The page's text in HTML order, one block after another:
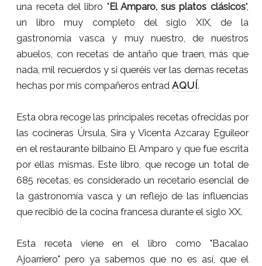
una receta del libro "El Amparo, sus platos clásicos",
un libro muy completo del siglo XIX, de la
gastronomía vasca y muy nuestro, de nuestros
abuelos, con recetas de antaño que traen, más que
nada, mil recuerdos y si queréis ver las demas recetas
hechas por mis compañeros entradAQUÍ.
Esta obra recoge las principales recetas ofrecidas por
las cocineras Úrsula, Sira y Vicenta Azcaray Eguileor
en el restaurante bilbaíno El Amparo y que fue escrita
por ellas mismas. Este libro, que recoge un total de
685 recetas, es considerado un recetario esencial de
la gastronomía vasca y un reflejo de las influencias
que recibió de la cocina francesa durante el siglo XX.
Esta receta viene en el libro como "Bacalao
Ajoarriero" pero ya sabemos que no es así, que el